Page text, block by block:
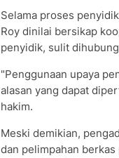
Selama proses
Roy dinilai bersikap
penyidik, sulit
"Penggunaan upaya
alasan yang dapat
hakim.
Meski demikian,
dan pelimpahan